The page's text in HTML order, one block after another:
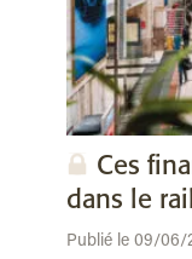
Ces
dans le rail
Publié le 09/06/